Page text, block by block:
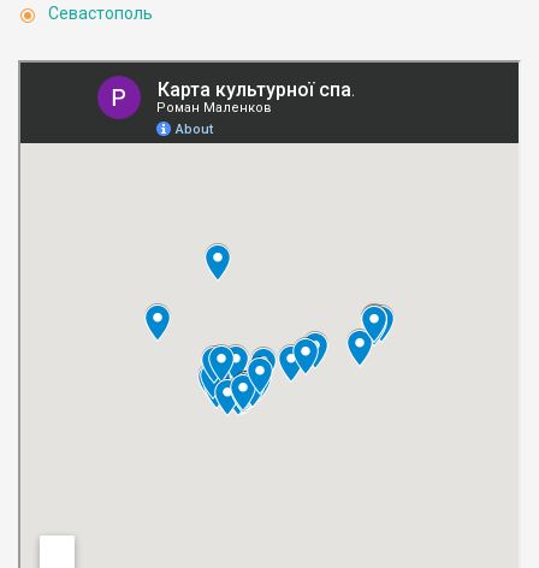
Севастополь